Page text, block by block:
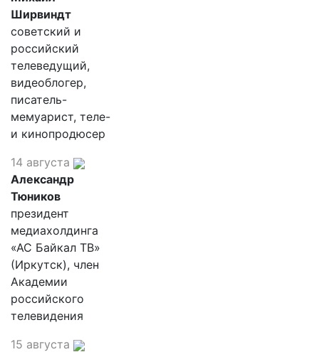
Ширвиндт
советский и
российский
телеведущий,
видеоблогер,
писатель-
мемуарист, теле-
и кинопродюсер
14 августа
Александр
Тюников
президент
медиахолдинга
«АС Байкал ТВ»
(Иркутск), член
Академии
российского
телевидения
15 августа